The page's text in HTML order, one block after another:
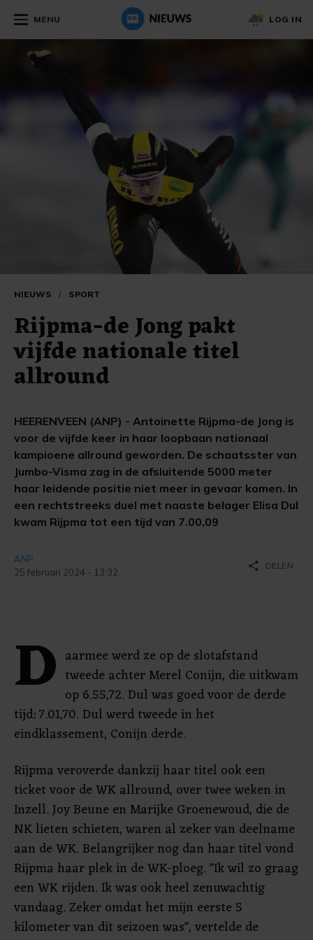
MENU LOG IN
NIEUWS / SPORT
Rijpma-de Jong pakt
vijfde nationale titel
allround
HEERENVEEN (ANP) - Antoinette Rijpma-de Jong is
voor de vijfde keer in haar loopbaan nationaal
kampioene allround geworden. De schaatsster van
Jumbo-Visma zag in de afsluitende 5000 meter
haar leidende positie niet meer in gevaar komen. In
een rechtstreeks duel met naaste belager Elisa Dul
kwam Rijpma tot een tijd van 7.00,09
ANP
25 februari 2024 - 13:32
share DELEN
D aarmee werd ze op de slotafstand
tweede achter Merel Conijn, die uitkwam
op 6.55,72. Dul was goed voor de derde
tijd: 7.01,70. Dul werd tweede in het
eindklassement, Conijn derde.
Rijpma veroverde dankzij haar titel ook een
ticket voor de WK allround, over twee weken in
Inzell. Joy Beune en Marijke Groenewoud, die de
NK lieten schieten, waren al zeker van deelname
aan de WK. Belangrijker nog dan haar titel vond
Rijpma haar plek in de WK-ploeg. "Ik wil zo graag
een WK rijden. Ik was ook heel zenuwachtig
vandaag. Zeker omdat het mijn eerste 5
kilometer van dit seizoen was", vertelde de